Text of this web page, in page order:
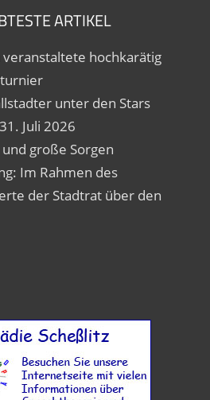
ARTIKEL
veranstaltete hochkarätig
unter den Stars
Juli 2026
große Sorgen
Im Rahmen des
der Stadtrat über den